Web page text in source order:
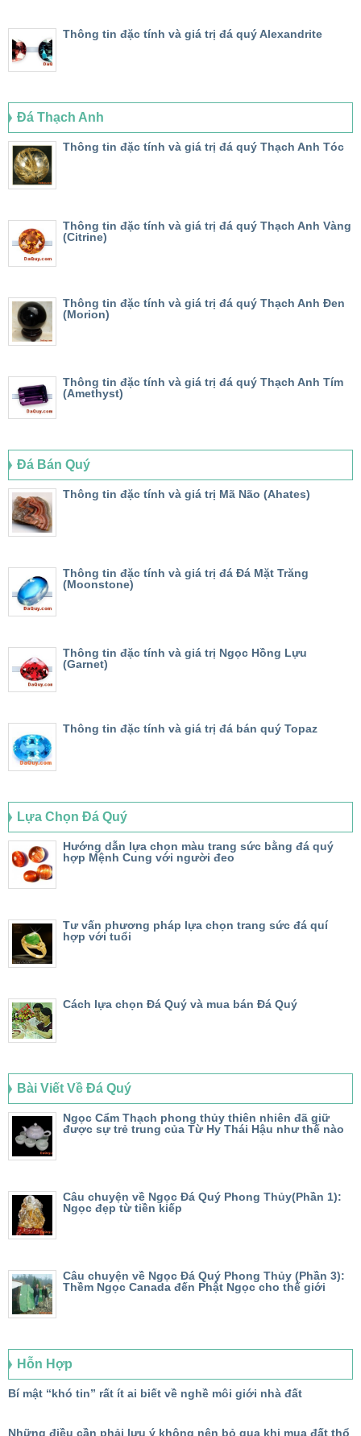
Thông tin đặc tính và giá trị đá quý Alexandrite
Đá Thạch Anh
Thông tin đặc tính và giá trị đá quý Thạch Anh Tóc
Thông tin đặc tính và giá trị đá quý Thạch Anh Vàng
(Citrine)
Thông tin đặc tính và giá trị đá quý Thạch Anh Đen
(Morion)
Thông tin đặc tính và giá trị đá quý Thạch Anh Tím
(Amethyst)
Đá Bán Quý
Thông tin đặc tính và giá trị Mã Não (Ahates)
Thông tin đặc tính và giá trị đá Đá Mặt Trăng
(Moonstone)
Thông tin đặc tính và giá trị Ngọc Hồng Lựu
(Garnet)
Thông tin đặc tính và giá trị đá bán quý Topaz
Lựa Chọn Đá Quý
Hướng dẫn lựa chọn màu trang sức bằng đá quý
hợp Mệnh Cung với người đeo
Tư vấn phương pháp lựa chọn trang sức đá quí
hợp với tuổi
Cách lựa chọn Đá Quý và mua bán Đá Quý
Bài Viết Về Đá Quý
Ngọc Cẩm Thạch phong thủy thiên nhiên đã giữ
được sự trẻ trung của Từ Hy Thái Hậu như thế nào
Câu chuyện về Ngọc Đá Quý Phong Thủy(Phần 1):
Ngọc đẹp từ tiền kiếp
Câu chuyện về Ngọc Đá Quý Phong Thủy (Phần 3):
Thềm Ngọc Canada đến Phật Ngọc cho thế giới
Hỗn Hợp
Bí mật “khó tin” rất ít ai biết về nghề môi giới nhà đất
Những điều cần phải lưu ý không nên bỏ qua khi mua đất thổ